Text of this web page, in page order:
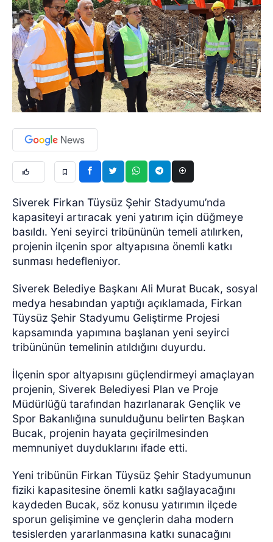
Siverek Firkan Tüysüz Şehir Stadyumu’nda
kapasiteyi artıracak yeni yatırım için düğmeye
basıldı. Yeni seyirci tribününün temeli atılırken,
projenin ilçenin spor altyapısına önemli katkı
sunması hedefleniyor.
Siverek Belediye Başkanı Ali Murat Bucak, sosyal
medya hesabından yaptığı açıklamada, Firkan
Tüysüz Şehir Stadyumu Geliştirme Projesi
kapsamında yapımına başlanan yeni seyirci
tribününün temelinin atıldığını duyurdu.
İlçenin spor altyapısını güçlendirmeyi amaçlayan
projenin, Siverek Belediyesi Plan ve Proje
Müdürlüğü tarafından hazırlanarak Gençlik ve
Spor Bakanlığına sunulduğunu belirten Başkan
Bucak, projenin hayata geçirilmesinden
memnuniyet duyduklarını ifade etti.
Yeni tribünün Firkan Tüysüz Şehir Stadyumunun
fiziki kapasitesine önemli katkı sağlayacağını
kaydeden Bucak, söz konusu yatırımın ilçede
sporun gelişimine ve gençlerin daha modern
tesislerden yararlanmasına katkı sunacağını